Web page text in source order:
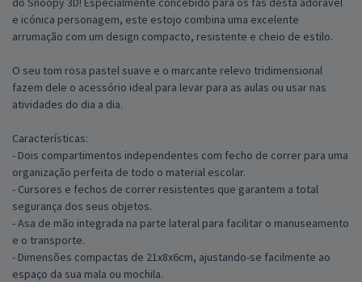
e icónica personagem, este estojo combina uma excelente
arrumação com um design compacto, resistente e cheio de estilo.
O seu tom rosa pastel suave e o marcante relevo tridimensional
fazem dele o acessório ideal para levar para as aulas ou usar nas
atividades do dia a dia.
Características:
- Dois compartimentos independentes com fecho de correr para uma
organização perfeita de todo o material escolar.
- Cursores e fechos de correr resistentes que garantem a total
segurança dos seus objetos.
- Asa de mão integrada na parte lateral para facilitar o manuseamento
e o transporte.
- Dimensões compactas de 21x8x6cm, ajustando-se facilmente ao
espaço da sua mala ou mochila.